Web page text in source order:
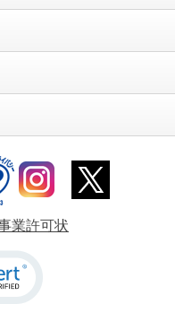
業許可状